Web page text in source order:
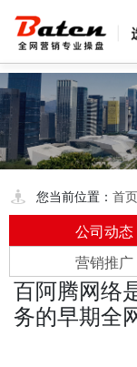
您当前位置： 首页
公司动态
营销推广
百阿腾网络
务的早期全